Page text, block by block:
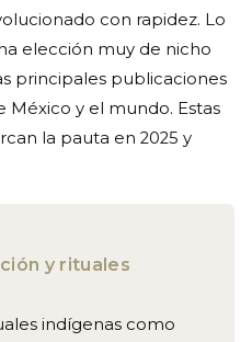
con rapidez. Lo
elección muy de nicho
principales publicaciones
México y el mundo. Estas
la pauta en 2025 y
y rituales
indígenas como